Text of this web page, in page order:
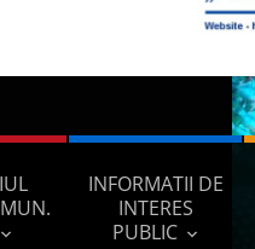
INFORMATII DE
INTERES
PUBLIC